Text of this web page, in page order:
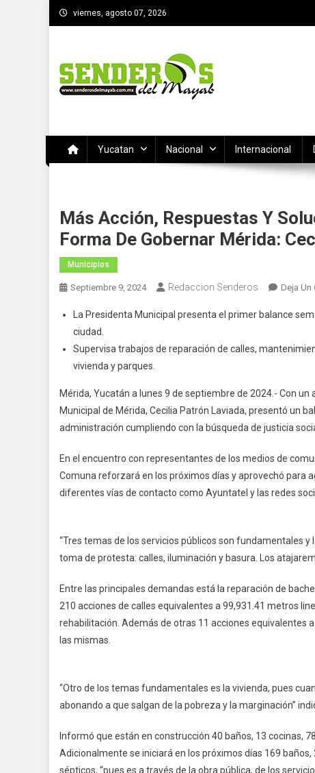
Saltar
al
viernes, agosto 07, 2026
Yucatan Nacional Internacional
Más Acción, Respuestas Y
Forma De Gobernar Mérida:
Municipios
Septiembre 9, 2024 Redaccion Senderos Deja Un
La Presidenta Municipal presenta el primer balance
ciudad.
Supervisa trabajos de reparación de calles,
vivienda y parques.
Mérida, Yucatán a lunes 9 de septiembre de 2024.- Con
Municipal de Mérida, Cecilia Patrón Laviada, presentó un
administración cumpliendo con la búsqueda de justicia
En el encuentro con representantes de los medios de
Comuna reforzará en los próximos días y aprovechó para
diferentes vías de contacto como Ayuntatel y las redes
“Tres temas de los servicios públicos son fundamentales
toma de protesta: calles, iluminación y basura. Los
Entre las principales demandas está la reparación de
210 acciones de calles equivalentes a 99,931.41 metros
rehabilitación. Además de otras 11 acciones equivalentes
las mismas.
“Otro de los temas fundamentales es la vivienda, pues
abonando a que salgan de la pobreza y la marginación”
Informó que están en construcción 40 baños, 13 cocinas,
Adicionalmente se iniciará en los próximos días 169
sépticos, “pues es a través de la obra pública, de los